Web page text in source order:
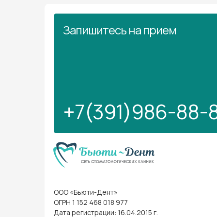
Запишитесь на прием
+7(391)986-88-
ООО «Бьюти-Дент»
ОГРН 1 152 468 018 977
Дата регистрации: 16.04.2015 г.